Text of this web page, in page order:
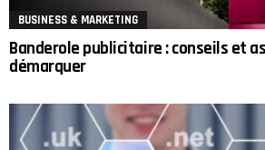
BUSINESS & MARKETING
Banderole publicitaire : conseils et
démarquer